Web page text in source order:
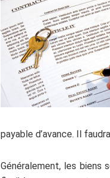
payable d’avance. Il
Généralement, les biens